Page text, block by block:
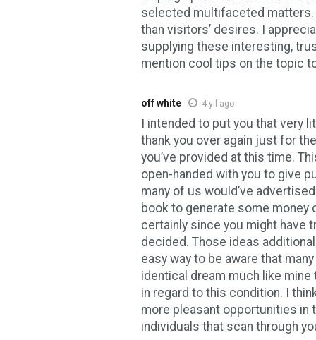
selected multifaceted matters.
than visitors’ desires. I
supplying these interesting,
mention cool tips on the topic
off white 4 yıl ago
I intended to put you that very
thank you over again just for
you’ve provided at this time.
open-handed with you to give
many of us would’ve
book to generate some money
certainly since you might have
decided. Those ideas
easy way to be aware that
identical dream much like mine
in regard to this condition. I
more pleasant opportunities in
individuals that scan through